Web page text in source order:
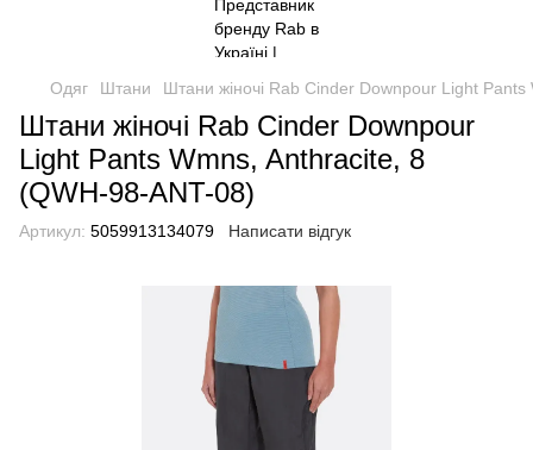
Одяг Штани Штани жіночі Rab Cinder Downpour Light
Штани жіночі Rab Cinder Downpour
Light Pants Wmns, Anthracite, 8
(QWH-98-ANT-08)
Артикул: 5059913134079 Написати відгук